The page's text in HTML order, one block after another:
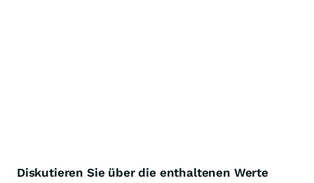
Diskutieren Sie über die enthaltenen Werte